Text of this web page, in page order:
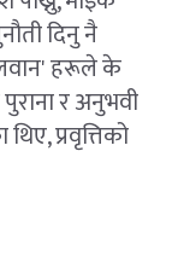
दिनु नै
हरूले के
र अनुभवी
प्रवृत्तिको